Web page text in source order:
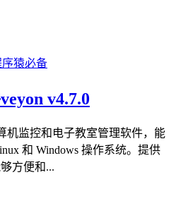
序猿必备
v4.7.0
机监控和电子教室管理软件，能
和 Windows 操作系统。提供
方便和...